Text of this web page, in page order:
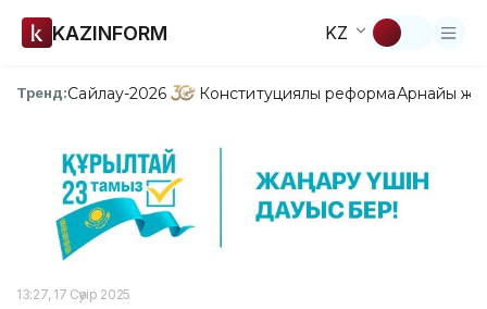
KAZINFORM KZ
Тренд:Сайлау-2026 Конституциялық реформаАрнайы
13:27, 17 Сәуір 2025